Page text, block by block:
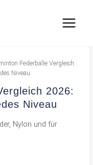
Federbälle Vergleich
Niveau
2026:
Niveau